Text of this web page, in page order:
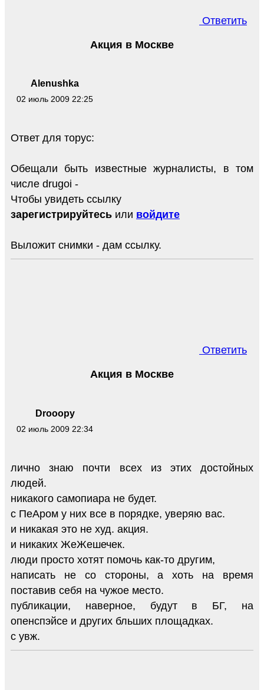
Ответить
Alenushka
02 июль 2009 22:25
Акция в Москве
Ответ для торус:
Обещали быть известные журналисты, в том
числе drugoi -
Чтобы увидеть ссылку
зарегистрируйтесь или войдите
Выложит снимки - дам ссылку.
Ответить
Drooopy
02 июль 2009 22:34
Акция в Москве
лично знаю почти всех из этих достойных
людей.
никакого самопиара не будет.
с ПеАром у них все в порядке, уверяю вас.
и никакая это не худ. акция.
и никаких ЖеЖешечек.
люди просто хотят помочь как-то другим,
написать не со стороны, а хоть на время
поставив себя на чужое место.
публикации, наверное, будут в БГ, на
опенспэйсе и других бльших площадках.
с увж.